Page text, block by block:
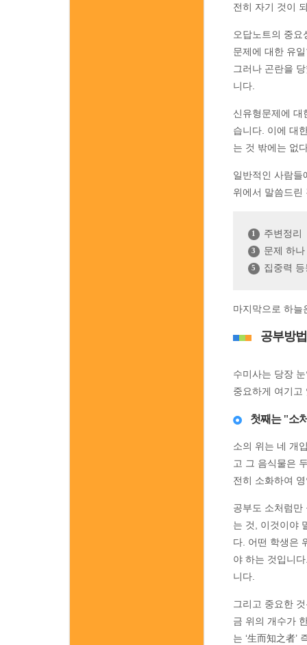
전히 자기 것이
오답노트의 중
문제에 대한 유
그러나 곤란을
니다.
신유형문제에 대
습니다. 이에 대
는 것 밖에는 없
일반적인 사람들
위에서 말씀드린
1 주변정리
3 문제 하
5 집중력 등
마지막으로 하늘
공부방
수미사는 당장
중요하게 여기고
첫째는 "소
소의 위는 네 개
고 그 음식물은
전히 소화하여
공부도 소처럼만
는 것, 이것이야
다. 어떤 학생은
야 하는 것입니
니다.
그리고 중요한
금 위의 개수가
는 ‘生而知之者